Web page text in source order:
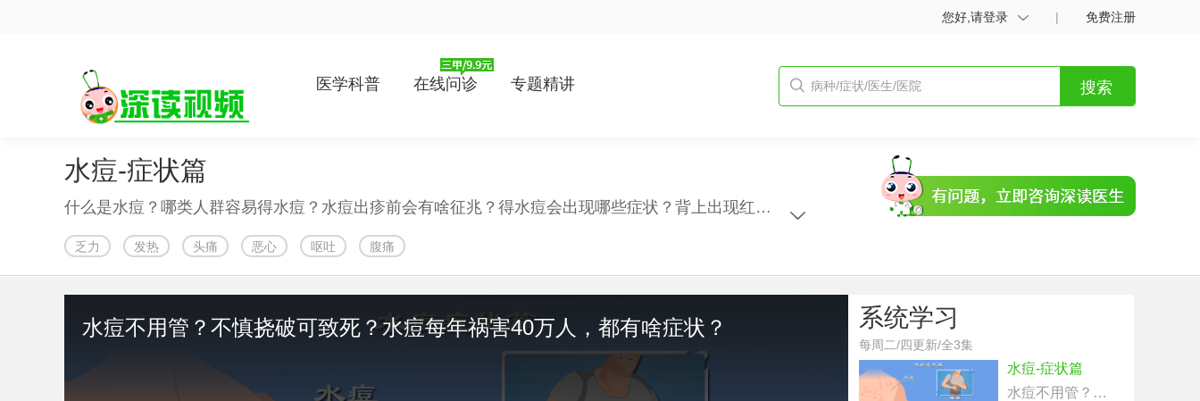
您好,请登录 | 免费注册
医学科普 在线问诊 专题精讲 搜索
水痘-症状篇
什么是水痘？哪类人群容易得水痘？水痘出疹前会有啥征兆？得水痘会出现哪些症状？背上出现红色斑疹、丘疹是水痘？水痘常集中出现在哪些部位？水痘发病的特征有哪些？水痘出疹子前、出疹子中都有啥症状？胸、背部、头部皮肤发红会出水疱？水疱会持续多久？水疱皮损护理不当会搞出丹毒、蜂窝织炎，甚至脓毒症？严重时会致死？人体对这货持久免疫。
乏力 发热 头痛 恶心 呕吐 腹痛
水痘不用管？不慎挠破可致死？水痘每年祸害40万人，都有啥症状？ 系统学习
每周二/四更新/全3集
水痘-症状篇
水痘不用管？不慎挠破可致死？水痘每年祸害40万人，都有啥症状？